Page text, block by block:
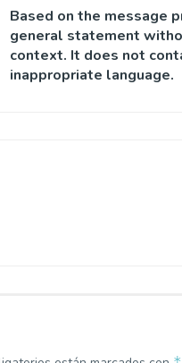
Based on the message
general statement
context. It does not
inappropriate language.